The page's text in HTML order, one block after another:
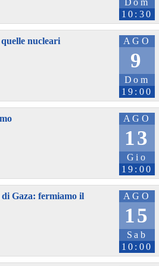
Dom
10:30
AGO
9
Dom
19:00
nucleari
AGO
13
Gio
19:00
AGO
15
Sab
10:00
Gaza: fermiamo il